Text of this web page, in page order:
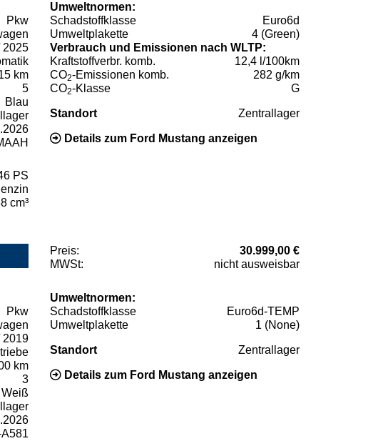
Pkw
2025
km
5
Blau
PS
cm³
Umweltnormen:
Schadstoffklasse
Euro6d
Umweltplakette
4 (Green)
Verbrauch und Emissionen nach WLTP:
Kraftstoffverbr. komb.
12,4 l/100km
CO2-Emissionen komb.
282 g/km
CO2-Klasse G
Standort Zentrallager
Details zum Ford Mustang anzeigen
Preis:
30.999,00 €
MWSt:
nicht ausweisbar
Pkw
2019
km
3
Weiß
Umweltnormen:
Schadstoffklasse
Euro6d-TEMP
Umweltplakette
1 (None)
Standort Zentrallager
Details zum Ford Mustang anzeigen